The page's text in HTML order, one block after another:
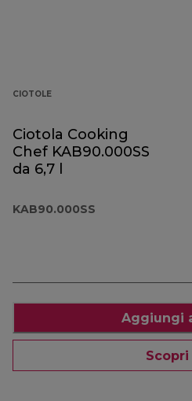
CIOTOLE
Ciotola Cooking
Chef KAB90.000SS
da 6,7 l
KAB90.000SS
Aggiungi